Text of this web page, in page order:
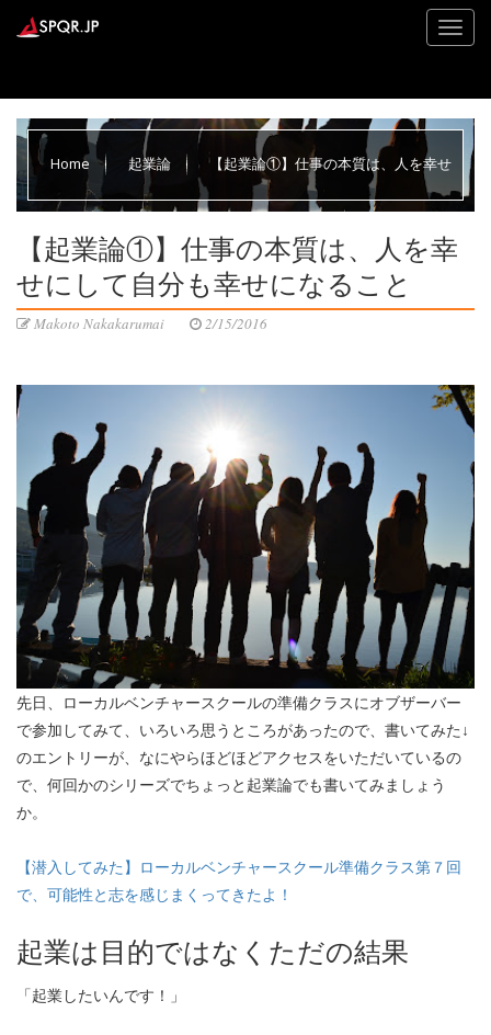
Home 起業論 【起業論①】仕事の本質は、人を幸せ
【起業論①】仕事の本質は、人を幸
せにして自分も幸せになること
Makoto Nakakarumai 2/15/2016
先日、ローカルベンチャースクールの準備クラスにオブザーバー
で参加してみて、いろいろ思うところがあったので、書いてみた↓
のエントリーが、なにやらほどほどアクセスをいただいているの
で、何回かのシリーズでちょっと起業論でも書いてみましょう
か。
【潜入してみた】ローカルベンチャースクール準備クラス第７回
で、可能性と志を感じまくってきたよ！
起業は目的ではなくただの結果
「起業したいんです！」